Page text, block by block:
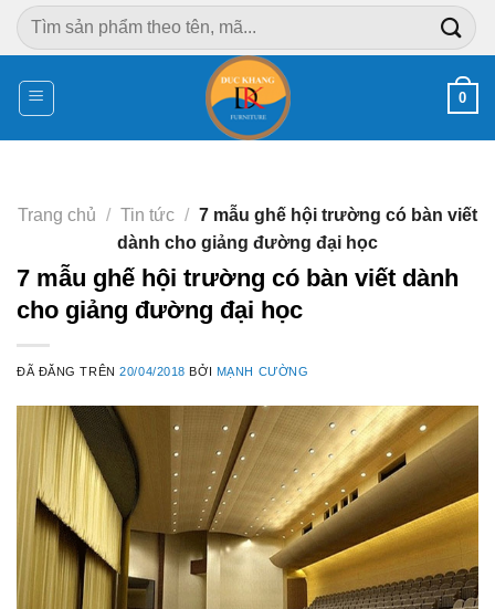
Chuyển
đến
dung
Tìm
kiếm:
0
Trang chủ / Tin tức / 7 mẫu ghế hội trường có bàn viết
dành cho giảng đường đại học
7 mẫu ghế hội trường có bàn viết dành
cho giảng đường đại học
ĐÃ ĐĂNG TRÊN20/04/2018 BỞI MẠNH CƯỜNG